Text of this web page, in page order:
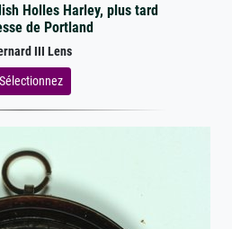
Holles Harley, plus tard
de Portland
III Lens
Sélectionnez